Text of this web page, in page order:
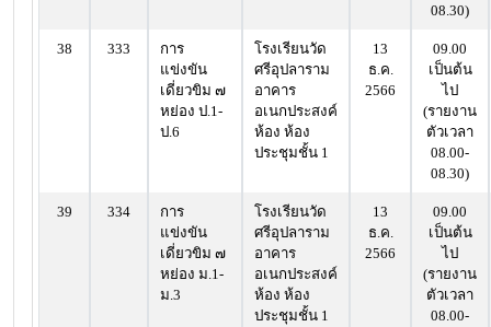
08.30)
38 333
การ
แข่งขัน
เดี่ยวขิม ๗
หย่อง ป.1-
ป.6
โรงเรียนวัด
ศรีอุปลาราม
อาคาร
อเนกประสงค์
ห้อง ห้อง
ประชุมชั้น 1
13
ธ.ค.
2566
09.00
เป็นต้น
ไป
(รายงาน
ตัวเวลา
08.00-
08.30)
39 334
การ
แข่งขัน
เดี่ยวขิม ๗
หย่อง ม.1-
ม.3
โรงเรียนวัด
ศรีอุปลาราม
อาคาร
อเนกประสงค์
ห้อง ห้อง
ประชุมชั้น 1
13
ธ.ค.
2566
09.00
เป็นต้น
ไป
(รายงาน
ตัวเวลา
08.00-